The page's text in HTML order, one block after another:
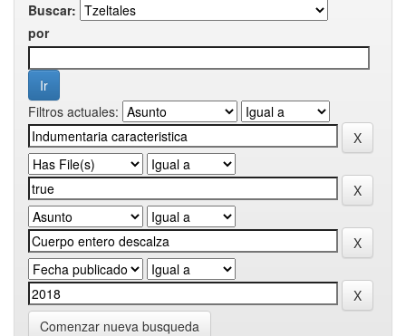
Buscar:
por
Filtros actuales:
Comenzar nueva busqueda